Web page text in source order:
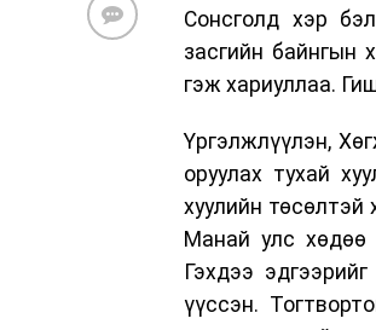
Сонсголд хэр
засгийн байнгын
гэж хариуллаа.
Үргэлжлүүлэн,
оруулах тухай
хуулийн төсөлтэй
Манай улс хөдөө
Гэхдээ
үүссэн.